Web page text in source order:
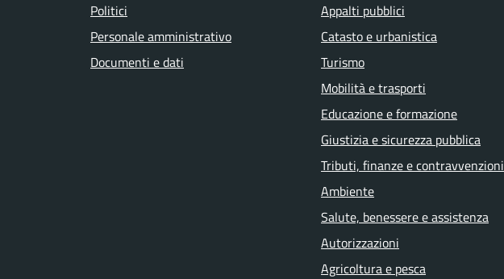
Politici
Personale amministrativo
Documenti e dati
Appalti pubblici
Catasto e urbanistica
Turismo
Mobilità e trasporti
Educazione e formazione
Giustizia e sicurezza pubblica
Tributi, finanze e contravvenzioni
Ambiente
Salute, benessere e assistenza
Autorizzazioni
Agricoltura e pesca